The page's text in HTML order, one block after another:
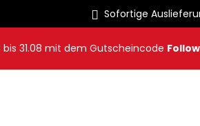
Sofortige
bis 31.08 mit dem Gutscheincode